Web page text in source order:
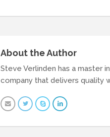
About the Author
Steve Verlinden has a master
company that delivers quality